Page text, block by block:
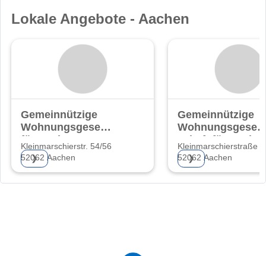
Lokale Angebote - Aachen
Gemeinnützige
Wohnungsgesellschaft
für Aachen AG
Kleinmarschierstr. 54/56
52062 Aachen
❯
Gemeinnützige
Wohnungsgesell-
schaft für
AG
Kleinmarschierstraße
52062 Aachen
❯